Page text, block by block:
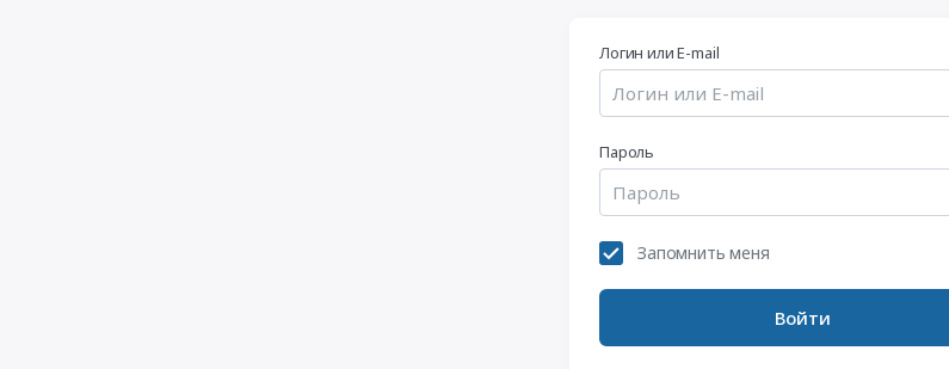
Логин или E-mail
Пароль
Запомнить меня
Войти